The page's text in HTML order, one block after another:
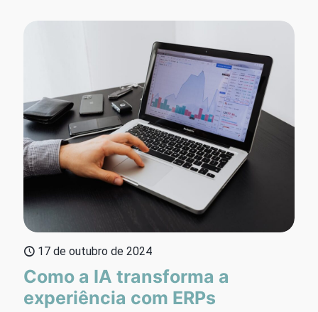
17 de outubro de 2024
Como a IA transforma a
experiência com ERPs